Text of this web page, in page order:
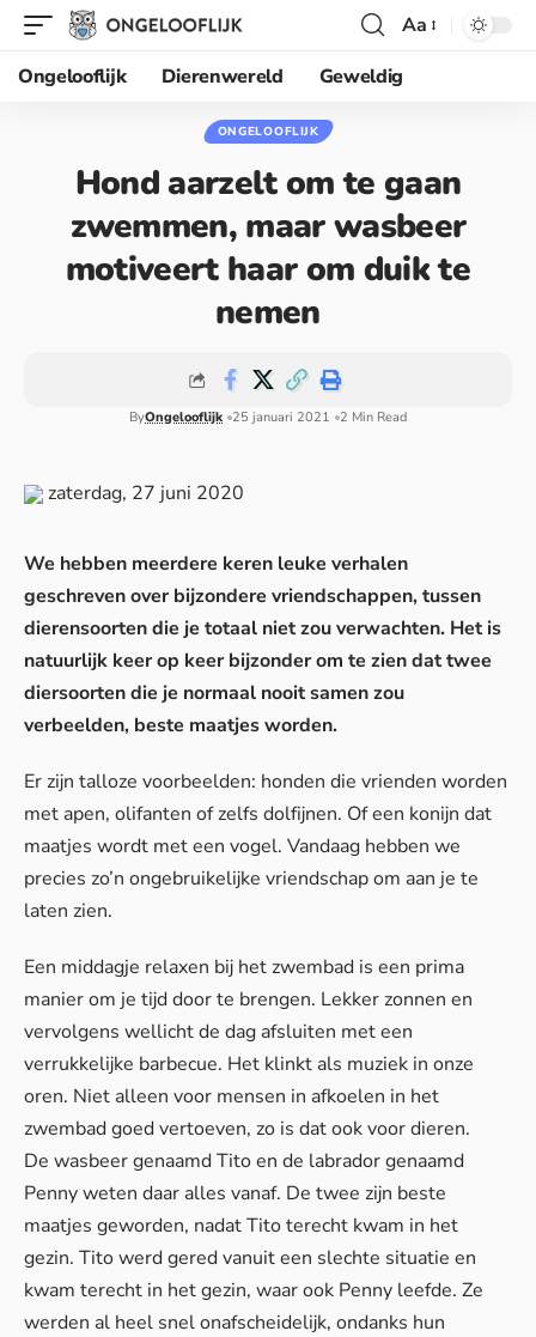
Aa
Ongelooflijk
Dierenwereld Geweldig
ONGELOOFLIJK
Hond aarzelt om te gaan
zwemmen, maar wasbeer
motiveert haar om duik te
nemen
ByOngelooflijk 25 januari 2021 2 Min Read
zaterdag, 27 juni 2020
We hebben meerdere keren leuke verhalen
geschreven over bijzondere vriendschappen, tussen
dierensoorten die je totaal niet zou verwachten. Het is
natuurlijk keer op keer bijzonder om te zien dat twee
diersoorten die je normaal nooit samen zou
verbeelden, beste maatjes worden.
Er zijn talloze voorbeelden: honden die vrienden worden
met apen, olifanten of zelfs dolfijnen. Of een konijn dat
maatjes wordt met een vogel. Vandaag hebben we
precies zo’n ongebruikelijke vriendschap om aan je te
laten zien.
Een middagje relaxen bij het zwembad is een prima
manier om je tijd door te brengen. Lekker zonnen en
vervolgens wellicht de dag afsluiten met een
verrukkelijke barbecue. Het klinkt als muziek in onze
oren. Niet alleen voor mensen in afkoelen in het
zwembad goed vertoeven, zo is dat ook voor dieren.
De wasbeer genaamd Tito en de labrador genaamd
Penny weten daar alles vanaf. De twee zijn beste
maatjes geworden, nadat Tito terecht kwam in het
gezin. Tito werd gered vanuit een slechte situatie en
kwam terecht in het gezin, waar ook Penny leefde. Ze
werden al heel snel onafscheidelijk, ondanks hun